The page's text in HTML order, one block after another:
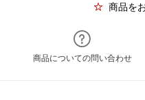
商品を
商品についての問い合わせ